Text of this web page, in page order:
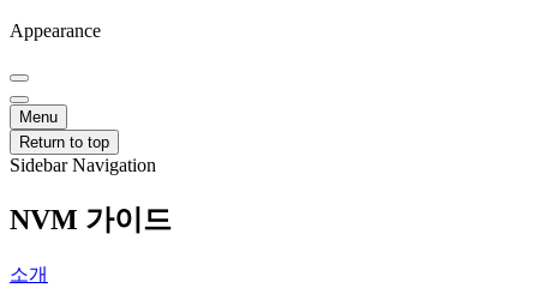
Appearance
Menu
Return to top
Sidebar Navigation
NVM 가이드
소개